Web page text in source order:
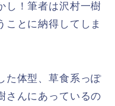
し！筆者は沢村一樹
ことに納得してしま
た体型、草食系っぽ
さんにあっているの